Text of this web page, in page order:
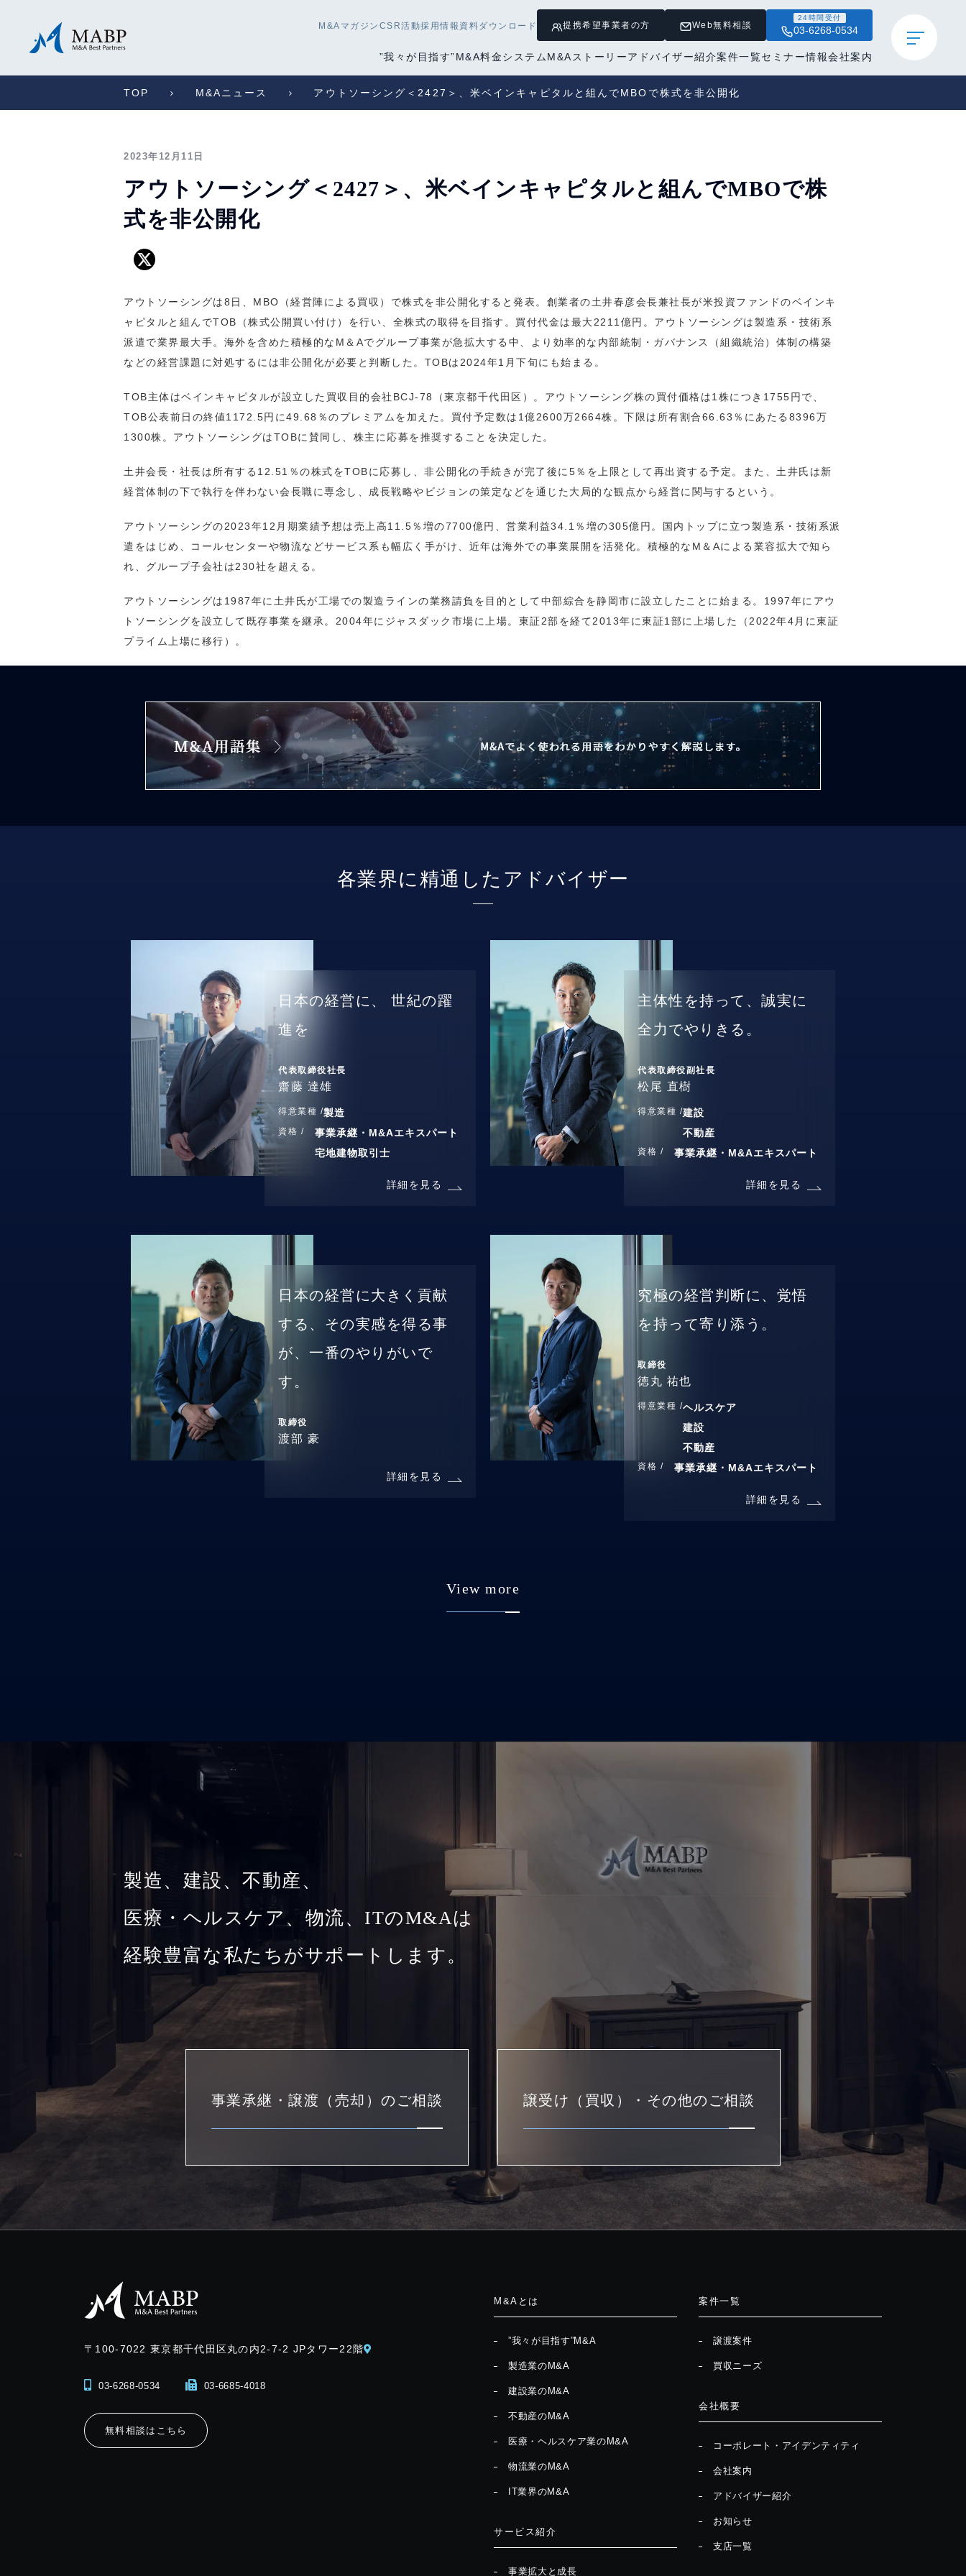
M&Aマガジン CSR活動採用情報 資料ダウンロード 提携希望事業者の方 Web無料相談
24時間受付
03-6268-0534
”我々が目指す”M&A料金システム M&Aストーリーアドバイザー紹介案件一覧セミナー情報会社案内
TOP M&Aニュース アウトソーシング＜2427＞、米ベインキャピタルと組んでMBOで株式を非公開化
2023年12月11日
アウトソーシング＜2427＞、米ベインキャピタルと組んでMBOで株
式を非公開化
アウトソーシングは8日、MBO（経営陣による買収）で株式を非公開化すると発表。創業者の土井春彦会長兼社長が米投資ファンドのベインキ
ャピタルと組んでTOB（株式公開買い付け）を行い、全株式の取得を目指す。買付代金は最大2211億円。アウトソーシングは製造系・技術系
派遣で業界最大手。海外を含めた積極的なM＆Aでグループ事業が急拡大する中、より効率的な内部統制・ガバナンス（組織統治）体制の構築
などの経営課題に対処するには非公開化が必要と判断した。TOBは2024年1月下旬にも始まる。
TOB主体はベインキャピタルが設立した買収目的会社BCJ‐78（東京都千代田区）。アウトソーシング株の買付価格は1株につき1755円で、
TOB公表前日の終値1172.5円に49.68％のプレミアムを加えた。買付予定数は1億2600万2664株。下限は所有割合66.63％にあたる8396万
1300株。アウトソーシングはTOBに賛同し、株主に応募を推奨することを決定した。
土井会長・社長は所有する12.51％の株式をTOBに応募し、非公開化の手続きが完了後に5％を上限として再出資する予定。また、土井氏は新
経営体制の下で執行を伴わない会長職に専念し、成長戦略やビジョンの策定などを通じた大局的な観点から経営に関与するという。
アウトソーシングの2023年12月期業績予想は売上高11.5％増の7700億円、営業利益34.1％増の305億円。国内トップに立つ製造系・技術系派
遣をはじめ、コールセンターや物流などサービス系も幅広く手がけ、近年は海外での事業展開を活発化。積極的なM＆Aによる業容拡大で知ら
れ、グループ子会社は230社を超える。
アウトソーシングは1987年に土井氏が工場での製造ラインの業務請負を目的として中部綜合を静岡市に設立したことに始まる。1997年にアウ
トソーシングを設立して既存事業を継承。2004年にジャスダック市場に上場。東証2部を経て2013年に東証1部に上場した（2022年4月に東証
プライム上場に移行）。
各業界に精通したアドバイザー
日本の経営に、
世紀の躍
進を
代表取締役社長
齋藤 達雄
得意業種 /製造
資格 /
事業承継・M&Aエキスパート
宅地建物取引士
詳細を見る
主体性を持って、誠実に
全力でやりきる。
代表取締役副社長
松尾 直樹
得意業種 /建設
不動産
資格 / 事業承継・M&Aエキスパート
詳細を見る
日本の経営に大きく貢献
する、その実感を得る事
が、一番のやりがいで
す。
取締役
渡部 豪
詳細を見る
究極の経営判断に、覚悟
を持って寄り添う。
取締役
徳丸 祐也
得意業種 /ヘルスケア
建設
不動産
資格 / 事業承継・M&Aエキスパート
詳細を見る
View more
製造、建設、不動産、
医療・ヘルスケア、物流、ITのM&Aは
経験豊富な私たちがサポートします。
事業承継・譲渡（売却）のご相談 譲受け（買収）・その他のご相談
〒100-7022東京都千代田区丸の内2-7-2 JPタワー22階
03-6268-0534 03-6685-4018
無料相談はこちら
M&Aとは
”我々が目指す”M&A
製造業のM&A
建設業のM&A
不動産のM&A
医療・ヘルスケア業のM&A
物流業のM&A
IT業界のM&A
サービス紹介
事業拡大と成長
案件一覧
譲渡案件
買収ニーズ
会社概要
コーポレート・アイデンティティ
会社案内
アドバイザー紹介
お知らせ
支店一覧